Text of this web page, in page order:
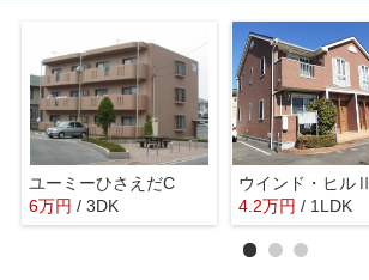
ユーミーひさえだC
6万円 / 3DK
ウインド・ヒルⅡ
4.2万円 / 1LDK